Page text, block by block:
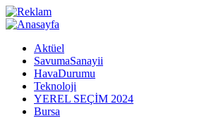
Aktüel
SavumaSanayii
HavaDurumu
Teknoloji
YEREL SEÇİM 2024
Bursa